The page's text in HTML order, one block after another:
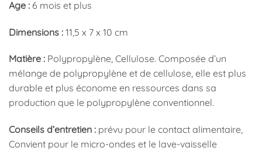
Age : 6 mois et plus
Dimensions : 11,5 x 7 x 10 cm
Matière : Polypropylène, Cellulose. Composée d’un
mélange de polypropylène et de cellulose, elle est plus
durable et plus économe en ressources dans sa
production que le polypropylène conventionnel.
Conseils d’entretien : prévu pour le contact alimentaire,
Convient pour le micro-ondes et le lave-vaisselle